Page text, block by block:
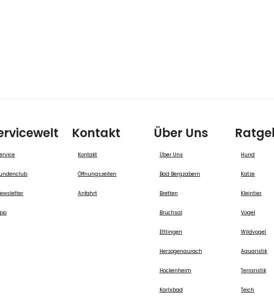
Kontakt
Kontakt
Öffnungszeiten
Anfahrt
Über Uns
Über Uns
Bad Bergzabern
Bretten
Bruchsal
Ettlingen
Herzogenaurach
Hockenheim
Karlsbad
Hund
Katze
Kleintier
Vogel
Wildvogel
Aquaristik
Terraristik
Teich